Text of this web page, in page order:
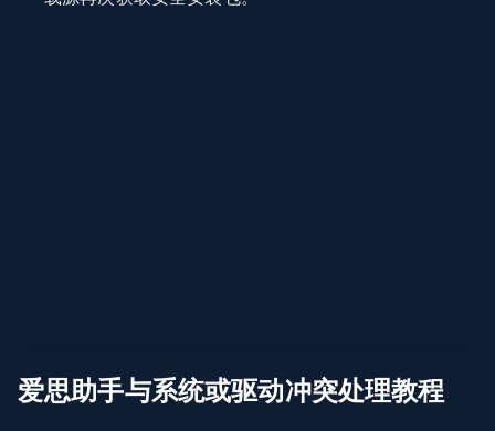
爱思助手与系统或驱动冲突处理教程